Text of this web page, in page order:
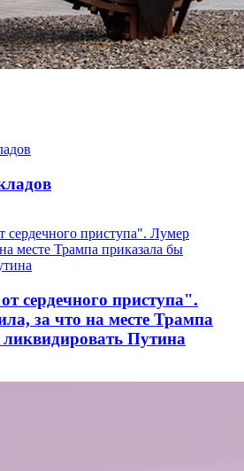
сердечного приступа".
за что на месте Трампа
Путина